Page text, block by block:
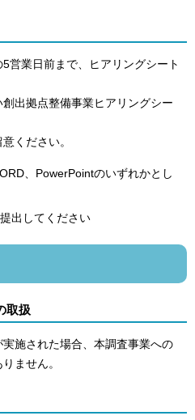
営業日前まで、ヒアリングシート
出拠点整備事業ヒアリングシー
ください。
、PowerPointのいずれかとし
出してください
取扱
施された場合、本調査事業への
ません。